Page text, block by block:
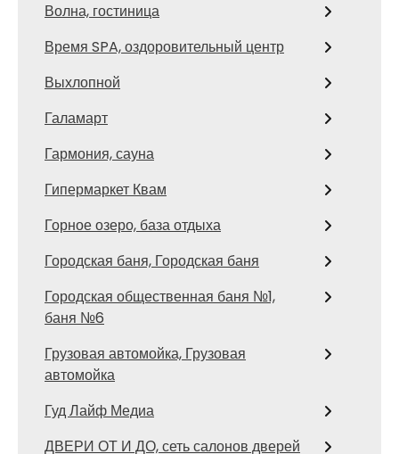
Волна, гостиница
Время SPA, оздоровительный центр
Выхлопной
Галамарт
Гармония, сауна
Гипермаркет Квам
Горное озеро, база отдыха
Городская баня, Городская баня
Городская общественная баня №1,
баня №6
Грузовая автомойка, Грузовая
автомойка
Гуд Лайф Медиа
ДВЕРИ ОТ И ДО, сеть салонов дверей